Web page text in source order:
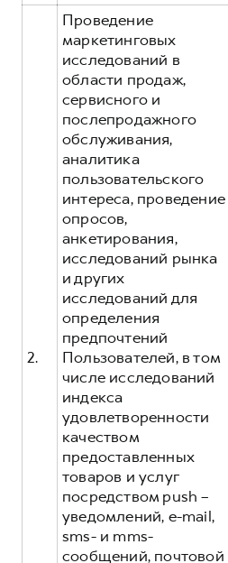
2.
Проведение
маркетинговых
исследований в
области продаж,
сервисного и
послепродажного
обслуживания,
аналитика
пользовательского
интереса, проведение
опросов,
анкетирования,
исследований рынка
и других
исследований для
определения
предпочтений
Пользователей, в том
числе исследований
индекса
удовлетворенности
качеством
предоставленных
товаров и услуг
посредством push –
уведомлений, e-mail,
sms- и mms-
сообщений, почтовой